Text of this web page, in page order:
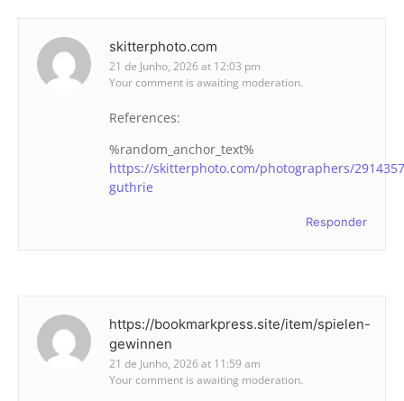
skitterphoto.com
21 de Junho, 2026 at 12:03 pm
Your comment is awaiting moderation.
References:
%random_anchor_text%
https://skitterphoto.com/photographers/
guthrie
Responder
https://bookmarkpress.site/item/spielen-
gewinnen
21 de Junho, 2026 at 11:59 am
Your comment is awaiting moderation.